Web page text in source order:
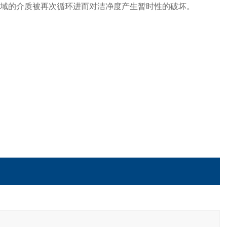
的介质被再次循环进而对洁净度产生暂时性的破坏。